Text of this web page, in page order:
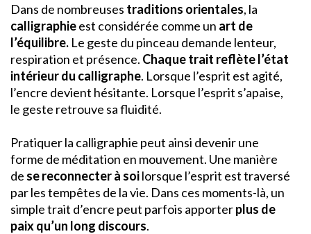
Dans de nombreuses traditions orientales, la
calligraphieest considérée comme un art de
l’équilibre. Le geste du pinceau demande lenteur,
respiration et présence. Chaque trait reflète l’état
intérieur du calligraphe. Lorsque l’esprit est agité,
l’encre devient hésitante. Lorsque l’esprit s’apaise,
le geste retrouve sa fluidité.
Pratiquer la calligraphie peut ainsi devenir une
forme de méditation en mouvement. Une manière
de se reconnecter à soilorsque l’esprit est traversé
par les tempêtes de la vie. Dans ces moments-là, un
simple trait d’encre peut parfois apporterplus de
paix qu’un long discours.